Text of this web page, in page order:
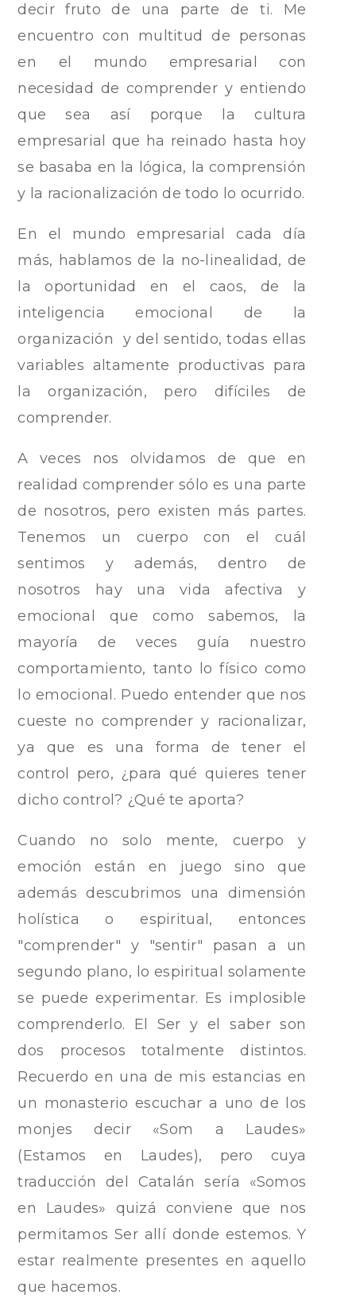
decir fruto de una parte de ti. Me
encuentro con multitud de personas
en el mundo empresarial con
necesidad de comprender y entiendo
que sea así porque la cultura
empresarial que ha reinado hasta hoy
se basaba en la lógica, la comprensión
y la racionalización de todo lo ocurrido.
En el mundo empresarial cada día
más, hablamos de la no-linealidad, de
la oportunidad en el caos, de la
inteligencia emocional de la
organización y del sentido, todas ellas
variables altamente productivas para
la organización, pero difíciles de
comprender.
A veces nos olvidamos de que en
realidad comprender sólo es una parte
de nosotros, pero existen más partes.
Tenemos un cuerpo con el cuál
sentimos y además, dentro de
nosotros hay una vida afectiva y
emocional que como sabemos, la
mayoría de veces guía nuestro
comportamiento, tanto lo físico como
lo emocional. Puedo entender que nos
cueste no comprender y racionalizar,
ya que es una forma de tener el
control pero, ¿para qué quieres tener
dicho control? ¿Qué te aporta?
Cuando no solo mente, cuerpo y
emoción están en juego sino que
además descubrimos una dimensión
holística o espiritual, entonces
"comprender" y "sentir" pasan a un
segundo plano, lo espiritual solamente
se puede experimentar. Es implosible
comprenderlo. El Ser y el saber son
dos procesos totalmente distintos.
Recuerdo en una de mis estancias en
un monasterio escuchar a uno de los
monjes decir «Som a Laudes»
(Estamos en Laudes), pero cuya
traducción del Catalán sería «Somos
en Laudes» quizá conviene que nos
permitamos Ser allí donde estemos. Y
estar realmente presentes en aquello
que hacemos.